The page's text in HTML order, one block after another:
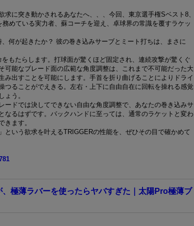
求に突き動かされるあなたへ、、、今回、東京選手権Sベスト8、
めている実力者、蘇コーチを迎え、卓球界の常識を覆すラケッ
何が起きたか？ 彼の巻き込みサーブとミート打ちは、まさに
もたらします。打球面が驚くほど固定され、連続攻撃が驚くぐ
可能なブレード面の広範な角度調整は、これまで不可能だった大
み出すことを可能にします。手首を折り曲げることによりドライ
つることがでえきる。左右・上下に自由自在に回転を操れる感覚
ょう。
ードでは決してできない自由な角度調整で、あなたの巻き込みサ
なるはずです。バックハンドに至っては、通常のラケットと変わ
きます。
いう欲求を叶えるTRIGGERの性能を、ぜひその目で確かめて
、極薄ラバーを使ったらヤバすぎた｜太陽Pro極薄ブ